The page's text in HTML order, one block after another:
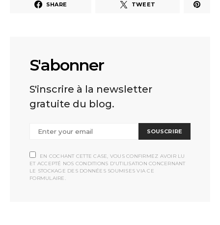
SHARE TWEET
S'abonner
S'inscrire à la newsletter
gratuite du blog.
SOUSCRIRE
EN COCHANT CETTE CASE, VOUS CONFIRMEZ AVOIR LU
ET ACCEPTÉ NOS CONDITIONS D'UTILISATION CONCERNANT
LE STOCKAGE DES DONNÉES SOUMISES VIA CE
FORMULAIRE.